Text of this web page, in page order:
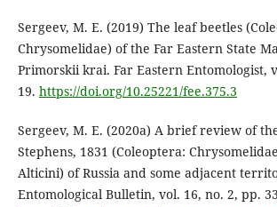
Sergeev, M. E. (2019) The leaf beetles
Chrysomelidae) of the Far Eastern State
Primorskii krai. Far Eastern Entomologist,
19. https://doi.org/10.25221/fee.375.3
Sergeev, M. E. (2020a) A brief review of
Stephens, 1831 (Coleoptera:
Alticini) of Russia and some adjacent
Entomological Bulletin, vol. 16, no. 2, pp.